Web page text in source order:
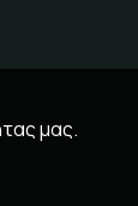
μας.